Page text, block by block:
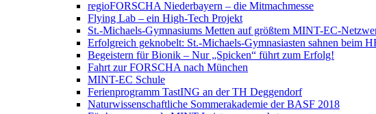
regioFORSCHA Niederbayern – die Mitmachmesse
Flying Lab – ein High-Tech Projekt
St.-Michaels-Gymnasiums Metten auf größtem MINT-EC-
Erfolgreich geknobelt: St.-Michaels-Gymnasiasten sahnen beim
Begeistern für Bionik – Nur „Spicken“ führt zum Erfolg!
Fahrt zur FORSCHA nach München
MINT-EC Schule
Ferienprogramm TastING an der TH Deggendorf
Naturwissenschaftliche Sommerakademie der BASF 2018